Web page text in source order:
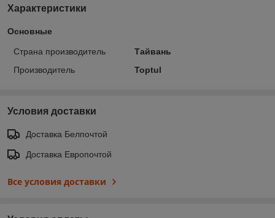
Характеристики
Основные
Страна производитель
Тайвань
Производитель
Toptul
Условия доставки
Доставка Белпочтой
Доставка Европочтой
Все условия доставки